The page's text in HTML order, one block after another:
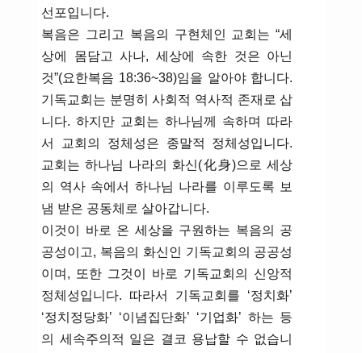
선포입니다.
복음은 그리고 복음의 구현체인 교회는 “세
상에 몸담고 사나, 세상에 속한 것은 아닌
것”(요한복음 18:36~38)임을 알아야 합니다.
기독교회는 분명히 사회적 역사적 존재로 삽
니다. 하지만 교회는 하나님께 속하며 따라
서 교회의 정체성은 종말적 정체성입니다.
교회는 하나님 나라의 화신(化身)으로 세상
의 역사 속에서 하나님 나라를 이루도록 보
냄 받은 공동체로 살아갑니다.
이것이 바로 온 세상을 구원하는 복음의 공
공성이고, 복음의 화신인 기독교회의 공공성
이며, 또한 그것이 바로 기독교회의 신앙적
정체성입니다. 따라서 기독교회를 ‘정치화’
‘정치정당화’ ‘이념집단화’ ‘기업화’ 하는 등
의 세속주의적 일은 결코 용납할 수 없습니